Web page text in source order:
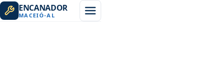
ENCANADOR
MACEIÓ-AL